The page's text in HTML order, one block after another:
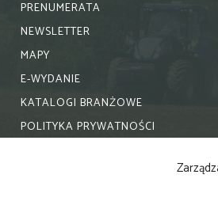
PRENUMERATA
NEWSLETTER
MAPY
E-WYDANIE
KATALOGI BRANŻOWE
POLITYKA PRYWATNOŚCI